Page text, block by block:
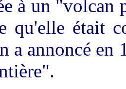
à un
qu'elle était
a annoncé